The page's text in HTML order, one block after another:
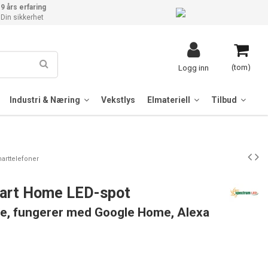
9 års erfaring
Din sikkerhet
(tom)
Logg inn
Industri & Næring Vekstlys Elmateriell Tilbud
Home LED-spot
fungerer med Google Home, Alexa